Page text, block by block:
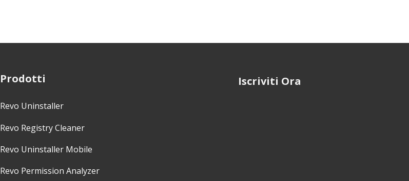
Prodotti
Revo Uninstaller
Revo Registry Cleaner
Revo Uninstaller Mobile
Revo Permission Analyzer
Iscriviti Ora